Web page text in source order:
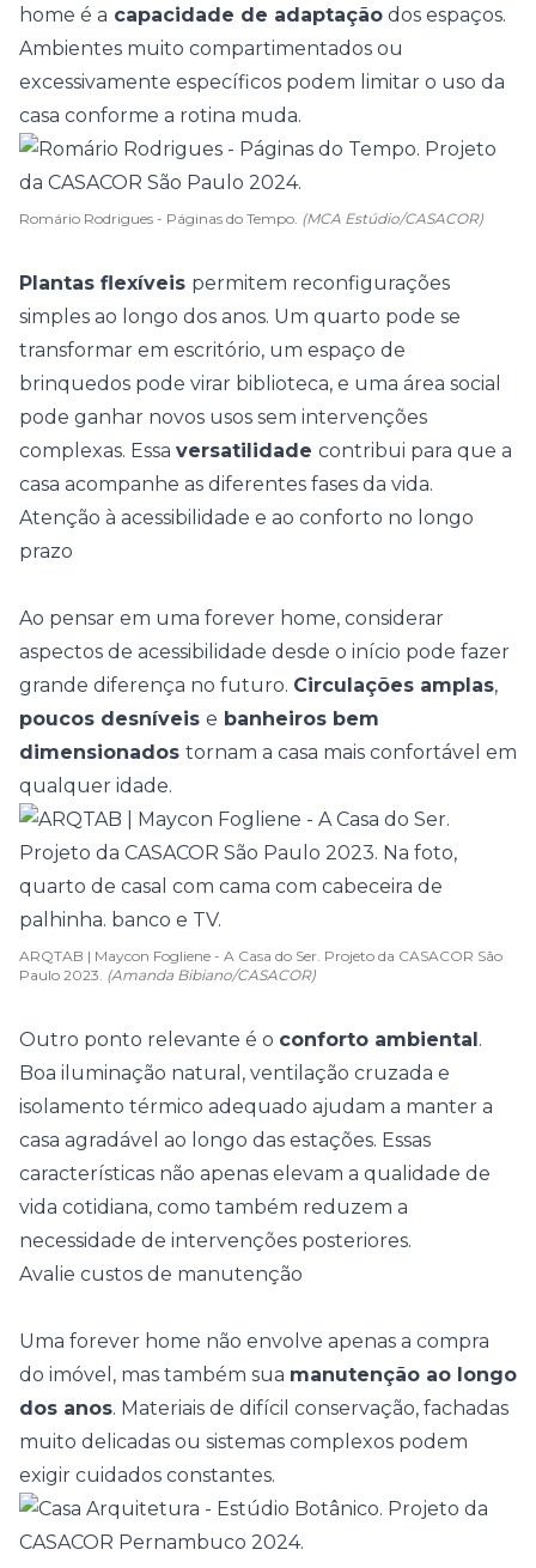
home é a capacidade de adaptação dos espaços.
Ambientes muito compartimentados ou
excessivamente específicos podem limitar o uso da
casa conforme a rotina muda.
Romário Rodrigues - Páginas do Tempo. (MCA Estúdio/CASACOR)
Plantas flexíveis permitem reconfigurações
simples ao longo dos anos. Um quarto pode se
transformar em escritório, um espaço de
brinquedos pode virar biblioteca, e uma área social
pode ganhar novos usos sem intervenções
complexas. Essa versatilidade contribui para que a
casa acompanhe as diferentes fases da vida.
Atenção à acessibilidade e ao conforto no longo
prazo
Ao pensar em uma forever home, considerar
aspectos de acessibilidade desde o início pode fazer
grande diferença no futuro. Circulações amplas,
poucos desníveis e banheiros bem
dimensionados tornam a casa mais confortável em
qualquer idade.
ARQTAB | Maycon Fogliene - A Casa do Ser. Projeto da CASACOR São
Paulo 2023. (Amanda Bibiano/CASACOR)
Outro ponto relevante é o conforto ambiental.
Boa iluminação natural, ventilação cruzada e
isolamento térmico adequado ajudam a manter a
casa agradável ao longo das estações. Essas
características não apenas elevam a qualidade de
vida cotidiana, como também reduzem a
necessidade de intervenções posteriores.
Avalie custos de manutenção
Uma forever home não envolve apenas a compra
do imóvel, mas também sua manutenção ao longo
dos anos. Materiais de difícil conservação, fachadas
muito delicadas ou sistemas complexos podem
exigir cuidados constantes.